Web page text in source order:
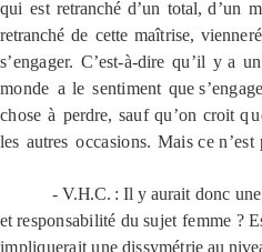
qui est retranché d’un total, d’un
retranché de cette maîtrise, vienne
s’engager. C’est-à-dire qu’il y a
monde a le sentiment que
chose à perdre, sauf qu’on croit
les autres occasions. Mais ce n’est
-V.H.C. :Il y aurait donc
et responsabilité du sujet femme ?
impliqueraitunedissymétrieau